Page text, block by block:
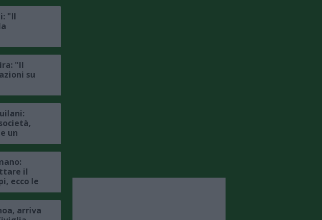
"Il
"Il
su
un
il
ecco le
arriva